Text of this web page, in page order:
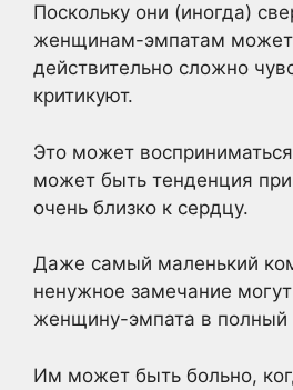
Поскольку они (иногда)
женщинам-эмпатам
действительно сложно
критикуют.
Это может
может быть тенденция
очень близко к сердцу.
Даже самый маленький
ненужное замечание
женщину-эмпата в полный
Им может быть больно,